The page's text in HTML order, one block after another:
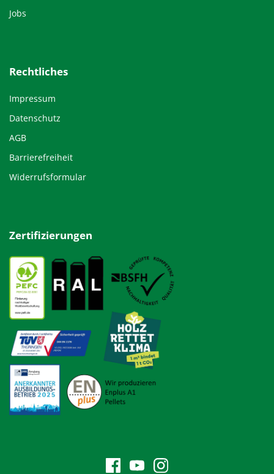
Jobs
Rechtliches
Impressum
Datenschutz
AGB
Barrierefreiheit
Widerrufsformular
Zertifizierungen